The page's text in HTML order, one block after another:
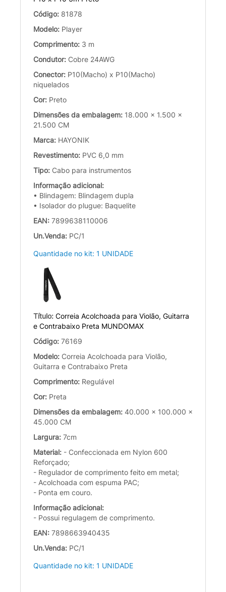
Código: 81878
Modelo: Player
Comprimento: 3 m
Condutor: Cobre 24AWG
Conector: P10(Macho) x P10(Macho)
niquelados
Cor: Preto
Dimensões da embalagem: 18.000 x 1.500 x
21.500 CM
Marca: HAYONIK
Revestimento: PVC 6,0 mm
Tipo: Cabo para instrumentos
Informação adicional:
• Blindagem: Blindagem dupla
• Isolador do plugue: Baquelite
EAN: 7899638110006
Un.Venda: PC/1
Quantidade no kit: 1 UNIDADE
Título: Correia Acolchoada para Violão, Guitarra
e Contrabaixo Preta MUNDOMAX
Código: 76169
Modelo: Correia Acolchoada para Violão,
Guitarra e Contrabaixo Preta
Comprimento: Regulável
Cor: Preta
Dimensões da embalagem: 40.000 x 100.000 x
45.000 CM
Largura: 7cm
Material: - Confeccionada em Nylon 600
Reforçado;
- Regulador de comprimento feito em metal;
- Acolchoada com espuma PAC;
- Ponta em couro.
Informação adicional:
- Possui regulagem de comprimento.
EAN: 7898663940435
Un.Venda: PC/1
Quantidade no kit: 1 UNIDADE